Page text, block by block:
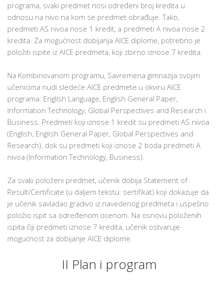
programa, svaki predmet nosi određeni broj kredita u
odnosu na nivo na kom se predmet obrađuje. Tako,
predmeti AS nivoa nose 1 kredit, a predmeti A nivoa nose 2
kredita. Za mogućnost dobijanja AICE diplome, potrebno je
položiti ispite iz AICE predmeta, koji zbirno iznose 7 kredita.
Na Kombinovanom programu, Savremena gimnazija svojim
učenicima nudi sledeće AICE predmete u okviru AICE
programa: English Language, English General Paper,
Information Technology, Global Perspectives and Research i
Business. Predmeti koji iznose 1 kredit su predmeti AS nivoa
(English, English General Paper, Global Perspectives and
Research), dok su predmeti koji iznose 2 boda predmeti A
nivoa (Information Technology, Business).
Za svaki položeni predmet, učenik dobija Statement of
Result/Certificate (u daljem tekstu: sertifikat) koji dokazuje da
je učenik savladao gradivo iz navedenog predmeta i uspešno
položio ispit sa određenom ocenom. Na osnovu položenih
ispita čiji predmeti iznose 7 kredita, učenik ostvaruje
mogućnost za dobijanje AICE diplome.
II Plan i program